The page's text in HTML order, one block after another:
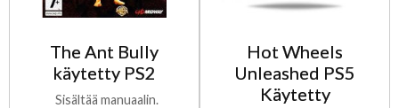
The Ant Bully
käytetty PS2
Sisältää manuaalin.
Hot Wheels
Unleashed PS5
Käytetty